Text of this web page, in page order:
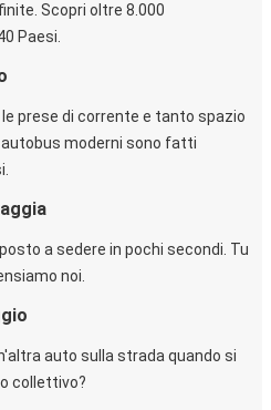
Scopri oltre 8.000
Paesi.
prese di corrente e tanto spazio
moderni sono fatti
a sedere in pochi secondi. Tu
noi.
auto sulla strada quando si
collettivo?